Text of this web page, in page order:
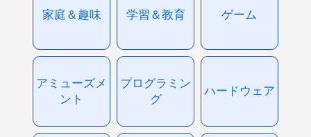
家庭＆趣味 学習＆教育 ゲーム
アミューズメ
ント
プログラミン
グ
ハードウェア